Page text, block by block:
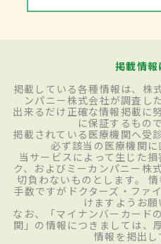
掲載情報
掲載している各種情報は、株
ンパニー株式会社が調査し
出来るだけ正確な情報掲載に
に保証するもの
掲載されている医療機関へ受
必ず該当の医療機関に
当サービスによって生じた
ク、およびミーカンパニー株
切負わないものとします。
手数ですがドクターズ・ファ
けますようお願
なお、「マイナンバーカード
関」の情報につきましては、
情報を掲出し